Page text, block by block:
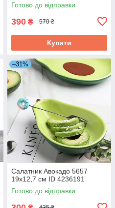
Готово до відправки
390 ₴ 570 ₴
Купити
–31%
Салатник Авокадо 5657
19х12,7 см ID 4236191
Готово до відправки